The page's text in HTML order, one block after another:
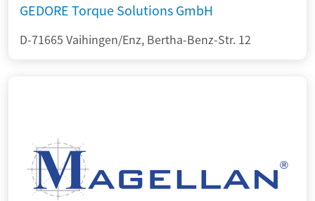
GEDORE Torque Solutions GmbH
D-71665 Vaihingen/Enz, Bertha-Benz-Str. 12